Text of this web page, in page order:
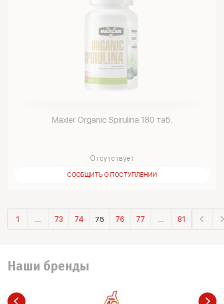
Maxler Organic Spirulina 180 таб.
Отсутствует
СООБЩИТЬ О ПОСТУПЛЕНИИ
1 ... 73 74 75 76 77 ... 81
Наши бренды